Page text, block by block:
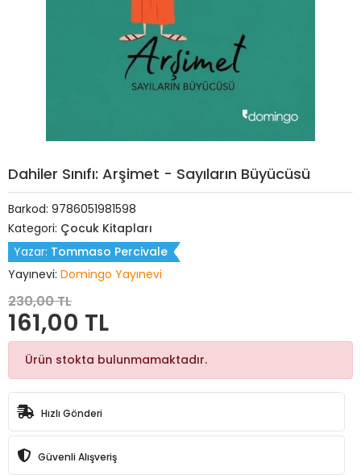
Dahiler Sınıfı: Arşimet - Sayıların Büyücüsü
Barkod: 9786051981598
Kategori: Çocuk Kitapları
Yazar: Tommaso Percivale
Yayınevi: Domingo Yayınevi
230,00 TL
161,00 TL
Ürün stokta bulunmamaktadır.
Hızlı Gönderi
Güvenli Alışveriş